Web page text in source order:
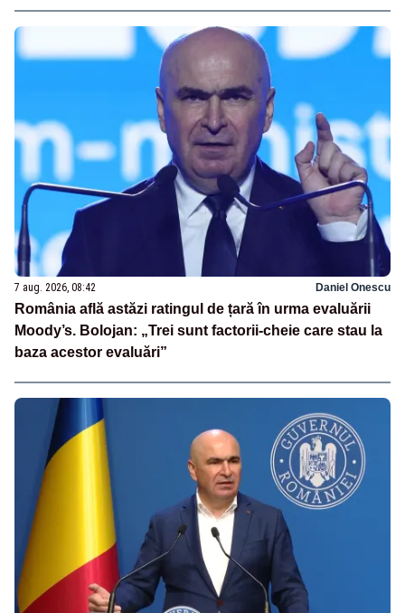
7 aug. 2026, 08:42 Daniel Onescu
România află astăzi ratingul de țară în urma evaluării
Moody’s. Bolojan: „Trei sunt factorii-cheie care stau la
baza acestor evaluări”